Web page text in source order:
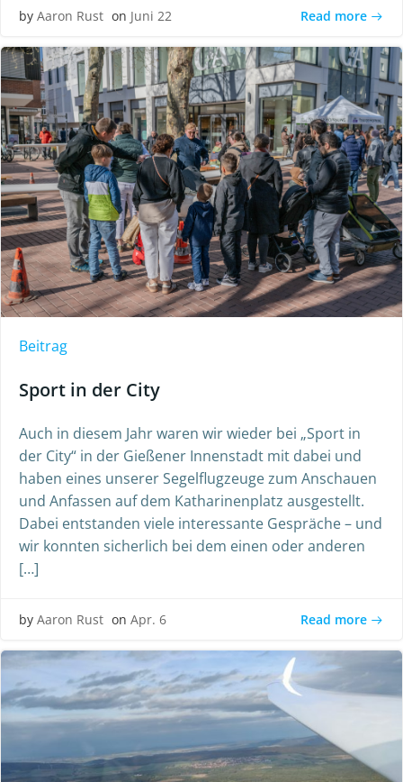
by Aaron Rust on Juni 22 Read more
Beitrag
Sport in der City
Auch in diesem Jahr waren wir wieder bei „Sport in
der City“ in der Gießener Innenstadt mit dabei und
haben eines unserer Segelflugzeuge zum Anschauen
und Anfassen auf dem Katharinenplatz ausgestellt.
Dabei entstanden viele interessante Gespräche – und
wir konnten sicherlich bei dem einen oder anderen
[…]
by Aaron Rust on Apr. 6 Read more